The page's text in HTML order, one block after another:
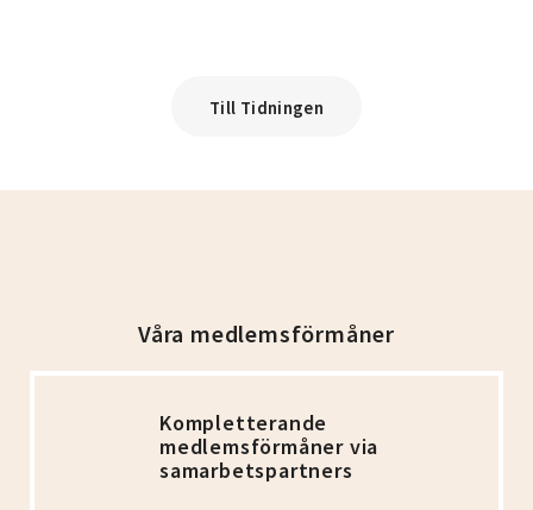
Till Tidningen
Våra medlemsförmåner
Kompletterande
medlemsförmåner via
samarbetspartners